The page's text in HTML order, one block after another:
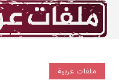
ملفات عربية